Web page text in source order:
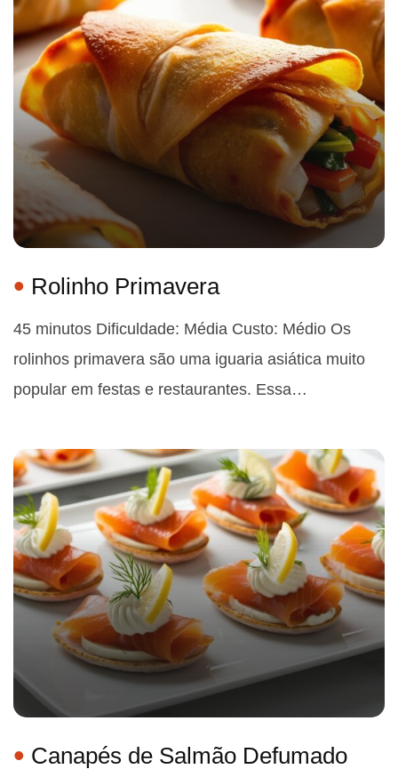
Rolinho Primavera
45 minutos Dificuldade: Média Custo: Médio Os
rolinhos primavera são uma iguaria asiática muito
popular em festas e restaurantes. Essa…
Canapés de Salmão Defumado